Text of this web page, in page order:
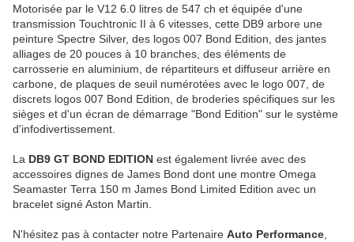
Motorisée par le V12 6.0 litres de 547 ch et équipée d'une
transmission Touchtronic II à 6 vitesses, cette DB9 arbore une
peinture Spectre Silver, des logos 007 Bond Edition, des jantes
alliages de 20 pouces à 10 branches, des éléments de
carrosserie en aluminium, de répartiteurs et diffuseur arrière en
carbone, de plaques de seuil numérotées avec le logo 007, de
discrets logos 007 Bond Edition, de broderies spécifiques sur les
sièges et d'un écran de démarrage "Bond Edition" sur le système
d'infodivertissement.
La DB9 GT BOND EDITION est également livrée avec des
accessoires dignes de James Bond dont une montre Omega
Seamaster Terra 150 m James Bond Limited Edition avec un
bracelet signé Aston Martin.
N'hésitez pas à contacter notre Partenaire Auto Performance